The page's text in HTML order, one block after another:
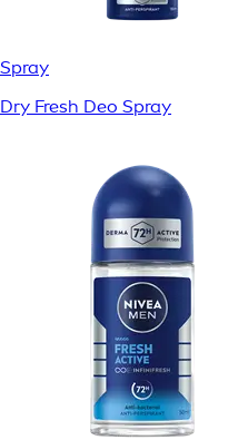
Spray
Dry Fresh Deo Spray